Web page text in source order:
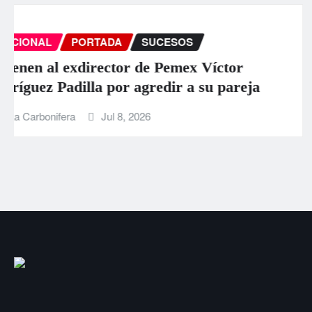
INTERNACIONAL PORTADA
Aumentan a 589 los muertos por los
terremotos en Venezuela
La Carbonifera